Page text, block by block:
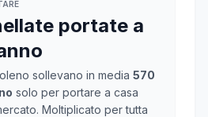
portate a
sollevano in media 570
solo per portare a casa
Moltiplicato per tutta